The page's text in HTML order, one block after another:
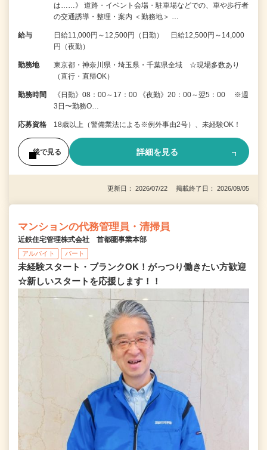
は……》 道路・イベント会場・駐車場などでの、車や歩行者
の交通誘導・整理・案内 ＜勤務地＞ …
給与
日給11,000円～12,500円（日勤） 日給12,500円～14,000
円（夜勤）
勤務地
東京都・神奈川県・埼玉県・千葉県全域 ☆現場多数あり
（直行・直帰OK）
勤務時間
《日勤》08：00～17：00 《夜勤》20：00～翌5：00 ※週
3日〜勤務O…
応募資格 18歳以上（警備業法による※例外事由2号）、未経験OK！
後で見る 詳細を見る
更新日： 2026/07/22 掲載終了日： 2026/09/05
マンションの代務管理員・清掃員
近鉄住宅管理株式会社 首都圏事業本部
アルバイト パート
未経験スタート・ブランクOK！がっつり働きたい方歓迎
☆新しいスタートを応援します！！